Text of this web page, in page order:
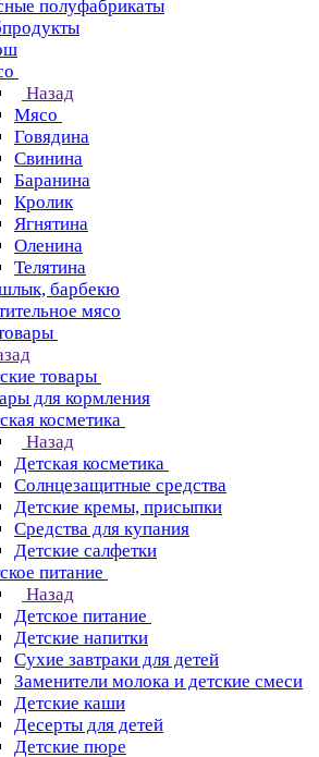
полуфабрикаты
Назад
Мясо
Говядина
Свинина
Баранина
Кролик
Ягнятина
Оленина
Телятина
барбекю
мясо
товары
для кормления
косметика
Назад
Детская косметика
Солнцезащитные средства
Детские кремы, присыпки
Средства для купания
Детские салфетки
питание
Назад
Детское питание
Детские напитки
Сухие завтраки для детей
Заменители молока и детские смеси
Детские каши
Десерты для детей
Детские пюре